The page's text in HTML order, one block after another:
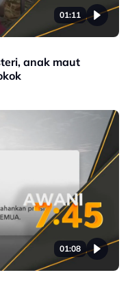
01:11
anak maut
01:08